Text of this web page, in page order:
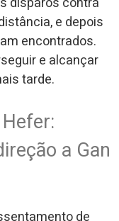
e depois
encontrados.
e alcançar
tarde.
a Gan
de